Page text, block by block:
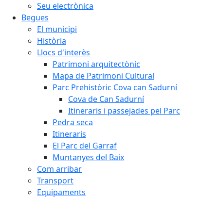
Seu electrònica
Begues
El municipi
Història
Llocs d'interès
Patrimoni arquitectònic
Mapa de Patrimoni Cultural
Parc Prehistòric Cova can Sadurní
Cova de Can Sadurní
Itineraris i passejades pel Parc
Pedra seca
Itineraris
El Parc del Garraf
Muntanyes del Baix
Com arribar
Transport
Equipaments